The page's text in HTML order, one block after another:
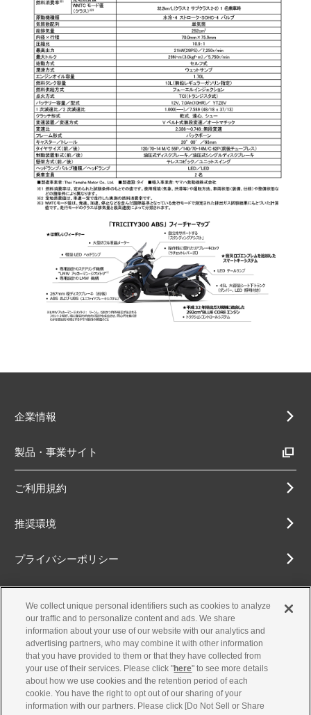
企業情報
製品・事業サイト
ご利用規約
推奨環境
プライバシーポリシー
アクセシビリティ方針
古物営業法に基づく表示
We collect unique personal identifiers such as cookies to analyze
our traffic and to personalize content and ads. We share
information about your use of our website with our analytics and
advertising partners, who may combine it with other information
that you have provided to them or that they have collected from
your use of their services. Please click "here" to see more details
about how we use cookies and the retention period of each
cookie. You have the right to opt out of our sharing of your
information with our partners. Please click [Do Not Sell or Share